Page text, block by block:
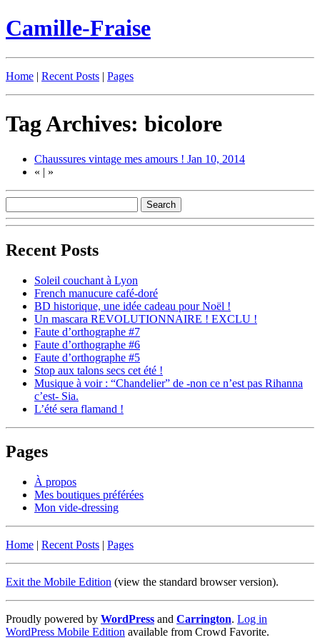
Camille-Fraise
Home | Recent Posts | Pages
Tag Archives: bicolore
Chaussures vintage mes amours ! Jan 10, 2014
« | »
Recent Posts
Soleil couchant à Lyon
French manucure café-doré
BD historique, une idée cadeau pour Noël !
Un mascara REVOLUTIONNAIRE ! EXCLU !
Faute d’orthographe #7
Faute d’orthographe #6
Faute d’orthographe #5
Stop aux talons secs cet été !
Musique à voir : “Chandelier” de -non ce n’est pas Rihanna
c’est- Sia.
L’été sera flamand !
Pages
À propos
Mes boutiques préférées
Mon vide-dressing
Home | Recent Posts | Pages
Exit the Mobile Edition (view the standard browser version).
Proudly powered by WordPress and Carrington. Log in
WordPress Mobile Edition available from Crowd Favorite.